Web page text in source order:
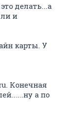
делать...а
и
карты. У
Конечная
а по